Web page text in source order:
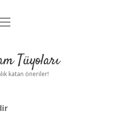
UyarıTüyoları
katan öneriler!